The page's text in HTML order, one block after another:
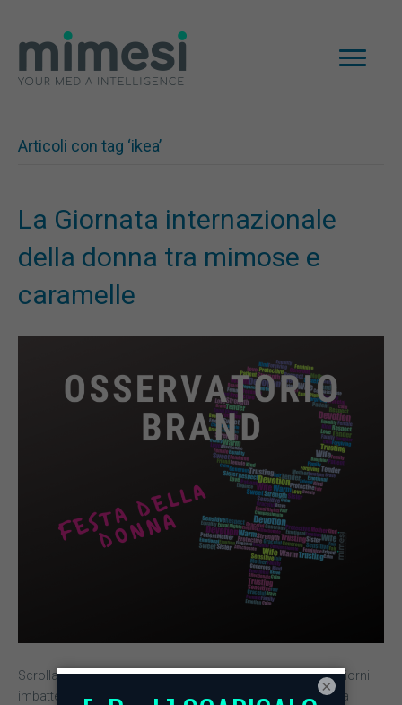
Articoli con tag ‘ikea’
La Giornata internazionale
della donna tra mimose e
caramelle
Scrollando su e giù tra i vari social è stato facile in questi giorni
imbattersi in post e tweet sulla Giornata internazionale della
×